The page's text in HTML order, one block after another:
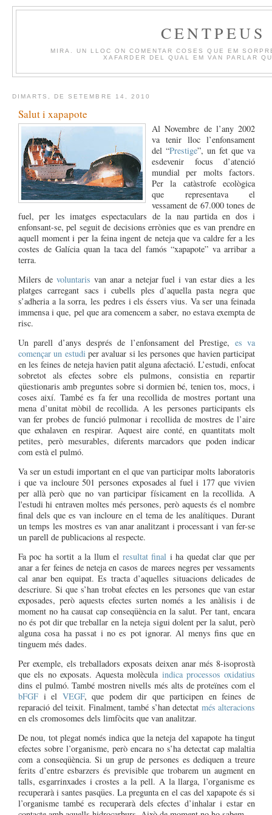
CENTPEUS
MIRA. UN LLOC ON COMENTAR COSES QUE EM
XAFARDER DEL QUAL EM VAN PARLAR
DIMARTS, DE SETEMBRE 14, 2010
Salut i xapapote
Al Novembre de l’any 2002
va tenir lloc l’enfonsament
del “Prestige”, un fet que va
esdevenir focus d’atenció
mundial per molts factors.
Per la catàstrofe ecològica
que representava el
vessament de 67.000 tones de
fuel, per les imatges espectaculars de la nau partida en dos i
enfonsant-se, pel seguit de decisions errònies que es van prendre en
aquell moment i per la feina ingent de neteja que va caldre fer a les
costes de Galícia quan la taca del famós “xapapote” va arribar a
terra.
Milers de voluntaris van anar a netejar fuel i van estar dies a les
platges carregant sacs i cubells ples d’aquella pasta negra que
s’adheria a la sorra, les pedres i els éssers vius. Va ser una feinada
immensa i que, pel que ara comencem a saber, no estava exempta de
risc.
Un parell d’anys després de l’enfonsament del Prestige, es va
començar un estudi per avaluar si les persones que havien participat
en les feines de neteja havien patit alguna afectació. L’estudi, enfocat
sobretot als efectes sobre els pulmons, consistia en repartir
qüestionaris amb preguntes sobre si dormien bé, tenien tos, mocs, i
coses així. També es fa fer una recollida de mostres portant una
mena d’unitat mòbil de recollida. A les persones participants els
van fer probes de funció pulmonar i recollida de mostres de l’aire
que exhalaven en respirar. Aquest aire conté, en quantitats molt
petites, però mesurables, diferents marcadors que poden indicar
com està el pulmó.
Va ser un estudi important en el que van participar molts laboratoris
i que va incloure 501 persones exposades al fuel i 177 que vivien
per allà però que no van participar físicament en la recollida. A
l'estudi hi entraven moltes més persones, però aquests és el nombre
final dels que es van incloure en el tema de les analítiques. Durant
un temps les mostres es van anar analitzant i processant i van fer-se
un parell de publicacions al respecte.
Fa poc ha sortit a la llum el resultat final i ha quedat clar que per
anar a fer feines de neteja en casos de marees negres per vessaments
cal anar ben equipat. Es tracta d’aquelles situacions delicades de
descriure. Si que s’han trobat efectes en les persones que van estar
exposades, però aquests efectes surten només a les anàlisis i de
moment no ha causat cap conseqüència en la salut. Per tant, encara
no és pot dir que treballar en la neteja sigui dolent per la salut, però
alguna cosa ha passat i no es pot ignorar. Al menys fins que en
tinguem més dades.
Per exemple, els treballadors exposats deixen anar més 8-isoprostà
que els no exposats. Aquesta molècula indica processos oxidatius
dins el pulmó. També mostren nivells més alts de proteïnes com el
bFGF i el VEGF, que podem dir que participen en feines de
reparació del teixit. Finalment, també s’han detectat més alteracions
en els cromosomes dels limfòcits que van analitzar.
De nou, tot plegat només indica que la neteja del xapapote ha tingut
efectes sobre l’organisme, però encara no s’ha detectat cap malaltia
com a conseqüència. Si un grup de persones es dediquen a treure
ferits d’entre esbarzers és previsible que trobarem un augment en
talls, esgarrinxades i crostes a la pell. A la llarga, l’organisme es
recuperarà i santes pasqües. La pregunta en el cas del xapapote és si
l’organisme també es recuperarà dels efectes d’inhalar i estar en